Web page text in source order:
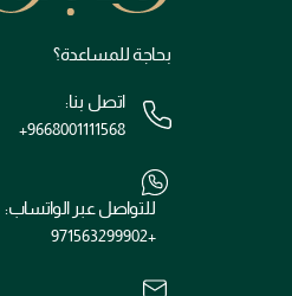
بحاجة للمساعدة؟
اتصل بنا:
+9668001111568
للتواصل عبر الواتساب:
+971563299902